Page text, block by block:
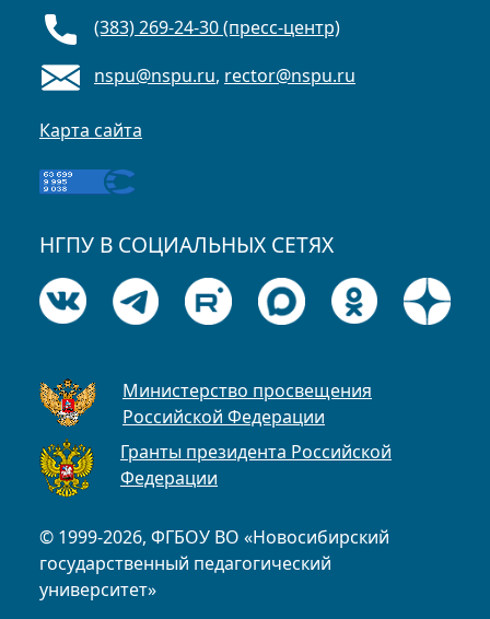
© 1999-2026, ФГБОУ ВО «Новосибирский
государственный педагогический
университет»
(383) 269-24-30 (пресс-центр)
nspu@nspu.ru, rector@nspu.ru
Карта сайта
НГПУ В СОЦИАЛЬНЫХ СЕТЯХ
Министерство просвещения
Российской Федерации
Гранты президента Российской
Федерации